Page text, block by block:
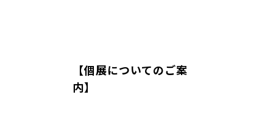
【個展についてのご案
内】